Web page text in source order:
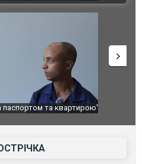
та квартирою": у полон
Мохамеда Салаха
Одесу
ураганним